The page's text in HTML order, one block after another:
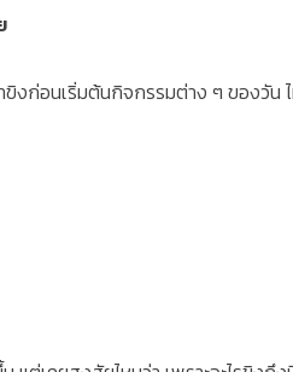
งก่อนเริ่มต้นกิจกรรมต่าง ๆ ของวัน ไ